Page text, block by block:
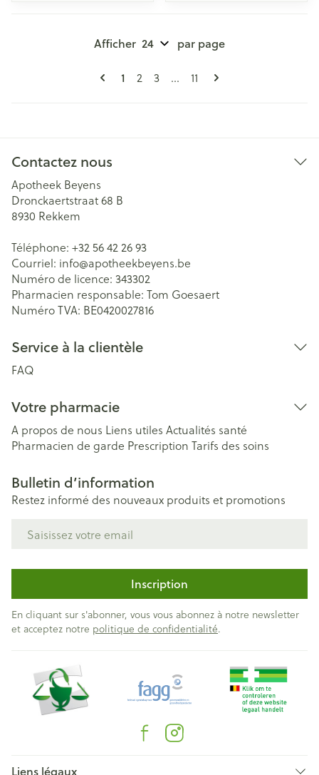
Pages
Vous lisez actuellement la page
1 Page
2 Page
3 ... Page
11
Afficher par page
Contactez nous
Apotheek Beyens
Dronckaertstraat 68 B
8930 Rekkem
Téléphone: +32 56 42 26 93
Courriel: info@apotheekbeyens.be
Numéro de licence: 343302
Pharmacien responsable: Tom Goesaert
Numéro TVA: BE0420027816
Service à la clientèle
FAQ
Votre pharmacie
A propos de nous Liens utiles Actualités santé
Pharmacien de garde Prescription Tarifs des soins
Bulletin d’information
Restez informé des nouveaux produits et promotions
Inscription
En cliquant sur s'abonner, vous vous abonnez à notre newsletter
et acceptez notre politique de confidentialité.
Liens légaux